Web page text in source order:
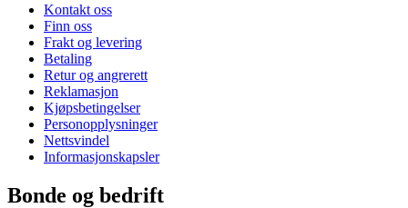
Kontakt oss
Finn oss
Frakt og levering
Betaling
Retur og angrerett
Reklamasjon
Kjøpsbetingelser
Personopplysninger
Nettsvindel
Informasjonskapsler
Bonde og bedrift